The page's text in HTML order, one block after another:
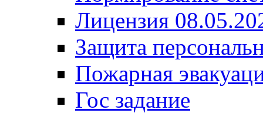
Лицензия
Защита
Пожарная
Гос задание